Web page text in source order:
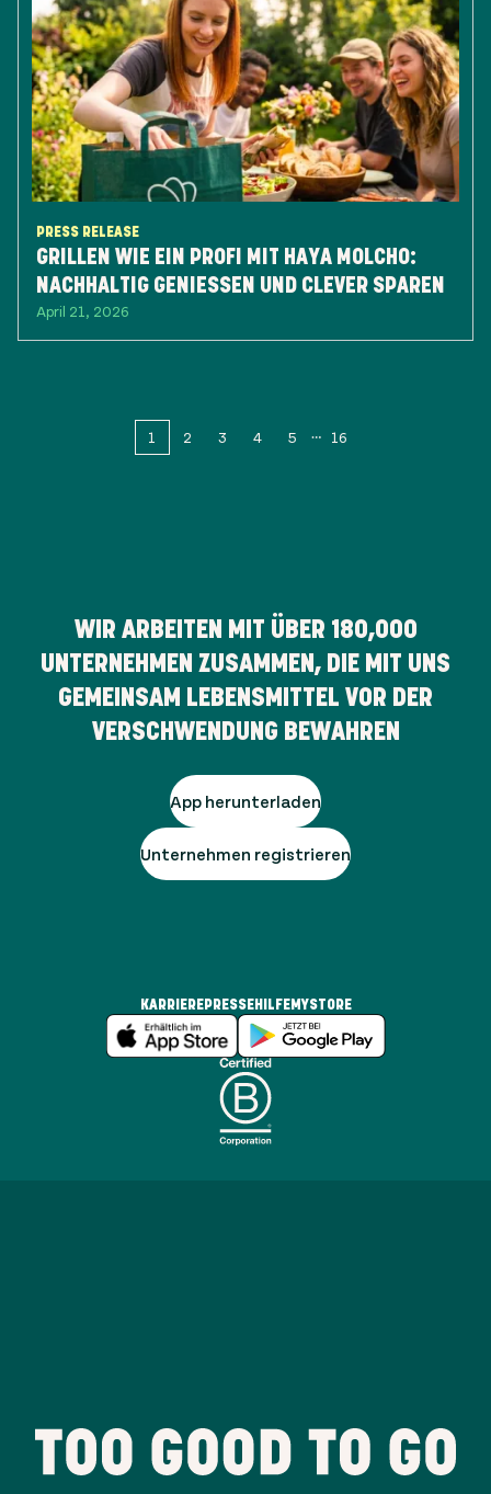
PRESS RELEASE
GRILLEN WIE EIN PROFI MIT HAYA MOLCHO:
NACHHALTIG GENIESSEN UND CLEVER SPAREN
April 21, 2026
1 2 3 4 5 16
WIR ARBEITEN MIT ÜBER 180,000
UNTERNEHMEN ZUSAMMEN, DIE MIT UNS
GEMEINSAM LEBENSMITTEL VOR DER
VERSCHWENDUNG BEWAHREN
App herunterladen
Unternehmen registrieren
KARRIEREPRESSEHILFEMYSTORE